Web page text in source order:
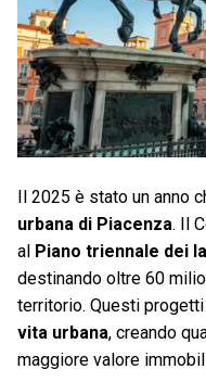
Il 2025 è stato un anno
urbana di Piacenza. Il
al Piano triennale dei
destinando oltre 60
territorio. Questi
vita urbana, creando
maggiore valore